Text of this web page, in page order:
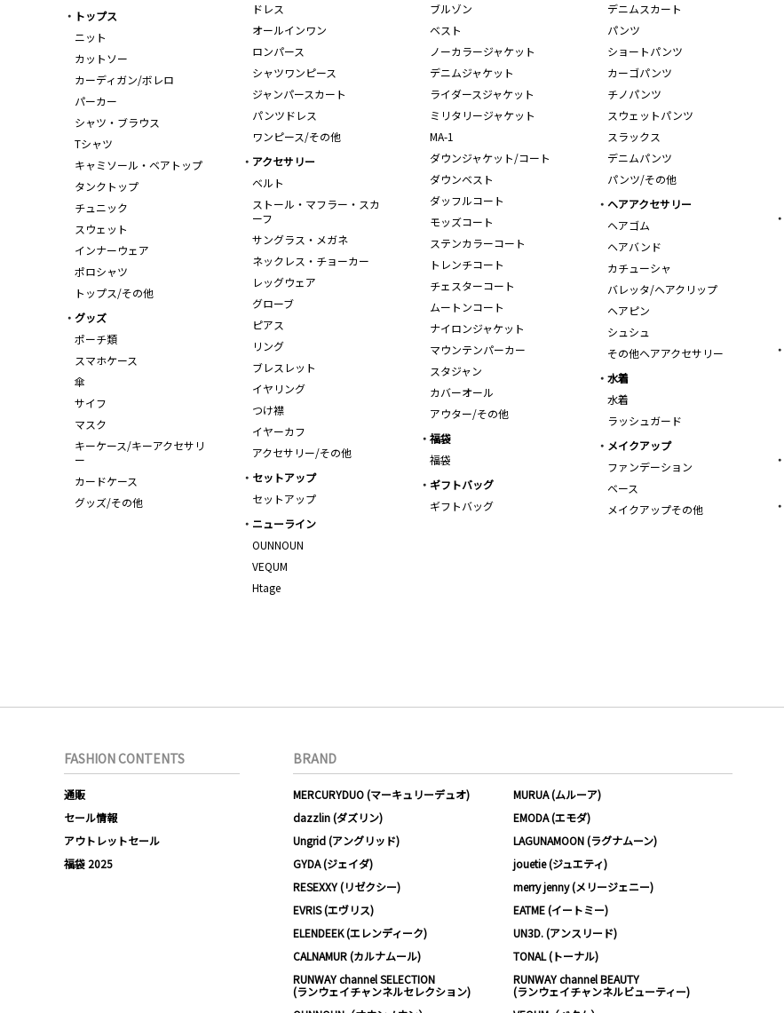
トップス
ニット
カットソー
カーディガン/ボレロ
パーカー
シャツ・ブラウス
Tシャツ
キャミソール・ベアトップ
タンクトップ
チュニック
スウェット
インナーウェア
ポロシャツ
トップス/その他
ドレス
オールインワン
ロンパース
シャツワンピース
ジャンパースカート
パンツドレス
ワンピース/その他
ブルゾン
ベスト
ノーカラージャケット
デニムジャケット
ライダースジャケット
ミリタリージャケット
MA-1
ダウンジャケット/コート
ダウンベスト
ダッフルコート
モッズコート
ステンカラーコート
トレンチコート
チェスターコート
ムートンコート
ナイロンジャケット
マウンテンパーカー
スタジャン
カバーオール
アウター/その他
デニムスカート
パンツ
ショートパンツ
カーゴパンツ
チノパンツ
スウェットパンツ
スラックス
デニムパンツ
パンツ/その他
アクセサリー
ベルト
ストール・マフラー・スカ
ーフ
サングラス・メガネ
ネックレス・チョーカー
レッグウェア
グローブ
ピアス
リング
ブレスレット
イヤリング
つけ襟
イヤーカフ
アクセサリー/その他
ヘアアクセサリー
ヘアゴム
ヘアバンド
カチューシャ
バレッタ/ヘアクリップ
ヘアピン
シュシュ
その他ヘアアクセサリー
グッズ
ポーチ類
スマホケース
傘
サイフ
マスク
キーケース/キーアクセサリ
ー
カードケース
グッズ/その他
水着
水着
ラッシュガード
福袋
福袋
メイクアップ
ファンデーション
ベース
メイクアップその他
セットアップ
セットアップ
ギフトバッグ
ギフトバッグ
ニューライン
OUNNOUN
VEQUM
Htage
FASHION CONTENTS
通販
セール情報
アウトレットセール
福袋 2025
BRAND
MERCURYDUO (マーキュリーデュオ)
MURUA (ムルーア)
dazzlin (ダズリン)
EMODA (エモダ)
Ungrid (アングリッド)
LAGUNAMOON (ラグナムーン)
GYDA (ジェイダ)
jouetie (ジュエティ)
RESEXXY (リゼクシー)
merry jenny (メリージェニー)
EVRIS (エヴリス)
EATME (イートミー)
ELENDEEK (エレンディーク)
UN3D. (アンスリード)
CALNAMUR (カルナムール)
TONAL (トーナル)
RUNWAY channel SELECTION
(ランウェイチャンネルセレクション)
RUNWAY channel BEAUTY
(ランウェイチャンネルビューティー)